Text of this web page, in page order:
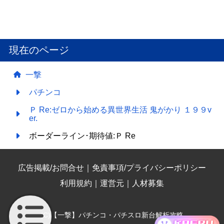
現在のページ
一撃
パチンコ
Ｐ Re:ゼロから始める異世界生活 鬼がかり １９９v
er.
ボーダーライン･期待値:Ｐ Re
広告掲載/お問合せ ｜ 免責事項/プライバシーポリシー
利用規約 ｜ 運営元 ｜ 人材募集
(C)【一撃】パチンコ・パチスロ新台解析攻略